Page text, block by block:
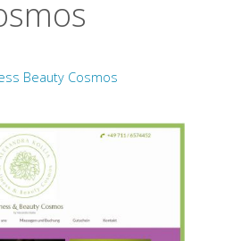
Beauty Cosmos